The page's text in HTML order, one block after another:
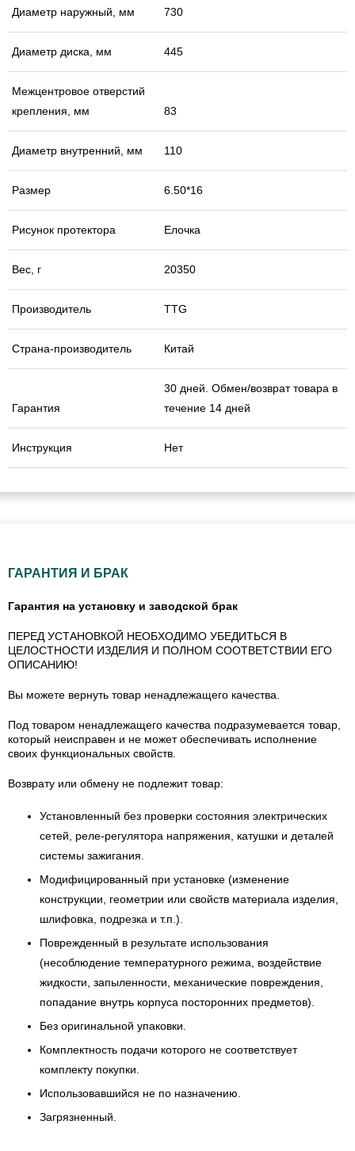
Диаметр наружный, мм 730
Диаметр диска, мм 445
Межцентровое отверстий
крепления, мм
83
Диаметр внутренний, мм 110
Размер 6.50*16
Рисунок протектора Елочка
Вес, г 20350
Производитель TTG
Страна-производитель Китай
Гарантия
30 дней. Обмен/возврат товара в
течение 14 дней
Инструкция Нет
ГАРАНТИЯ И БРАК
Гарантия на установку и заводской брак
ПЕРЕД УСТАНОВКОЙ НЕОБХОДИМО УБЕДИТЬСЯ В
ЦЕЛОСТНОСТИ ИЗДЕЛИЯ И ПОЛНОМ СООТВЕТСТВИИ ЕГО
ОПИСАНИЮ!
Вы можете вернуть товар ненадлежащего качества.
Под товаром ненадлежащего качества подразумевается товар,
который неисправен и не может обеспечивать исполнение
своих функциональных свойств.
Возврату или обмену не подлежит товар:
Установленный без проверки состояния электрических
сетей, реле-регулятора напряжения, катушки и деталей
системы зажигания.
Модифицированный при установке (изменение
конструкции, геометрии или свойств материала изделия,
шлифовка, подрезка и т.п.).
Поврежденный в результате использования
(несоблюдение температурного режима, воздействие
жидкости, запыленности, механические повреждения,
попадание внутрь корпуса посторонних предметов).
Без оригинальной упаковки.
Комплектность подачи которого не соответствует
комплекту покупки.
Использовавшийся не по назначению.
Загрязненный.